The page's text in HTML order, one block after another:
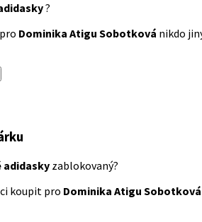
?
Dominika Atigu Sobotková nikdo
adidasky zablokovaný?
koupit pro Dominika Atigu Sobotková